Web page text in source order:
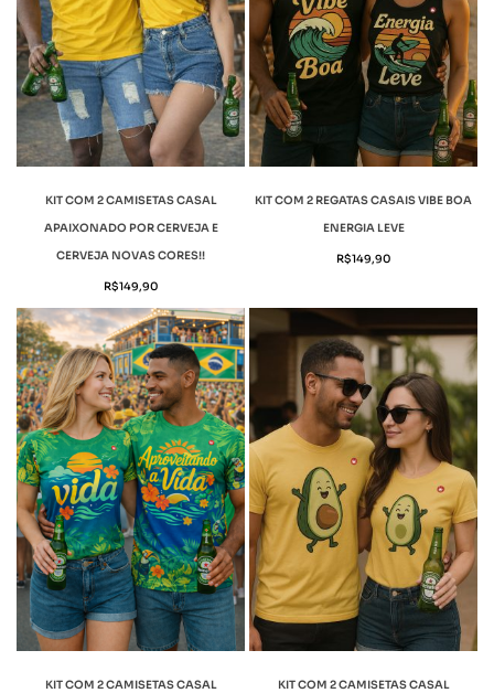
KIT COM 2 CAMISETAS CASAL
APAIXONADO POR CERVEJA E
CERVEJA NOVAS CORES!!
R$149,90
KIT COM 2 REGATAS CASAIS VIBE BOA
ENERGIA LEVE
R$149,90
KIT COM 2 CAMISETAS CASAL
KIT COM 2 CAMISETAS CASAL